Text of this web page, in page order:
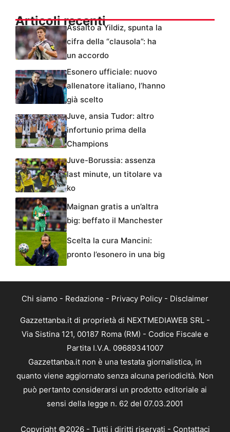
Articoli recentiAssalto a Yildiz, spunta la
cifra della “clausola”: ha
un accordo
Esonero ufficiale: nuovo
allenatore italiano, l’hanno
già scelto
Juve, ansia Tudor: altro
infortunio prima della
Champions
Juve-Borussia: assenza
last minute, un titolare va
ko
Maignan gratis a un’altra
big: beffato il Manchester
Scelta la cura Mancini:
pronto l’esonero in una big
Chi siamo - Redazione - Privacy Policy - Disclaimer
Gazzettanba.it di proprietà di NEXTMEDIAWEB SRL -
Via Sistina 121, 00187 Roma (RM) - Codice Fiscale e
Partita I.V.A. 09689341007
Gazzettanba.it non è una testata giornalistica, in
quanto viene aggiornato senza alcuna periodicità. Non
può pertanto considerarsi un prodotto editoriale ai
sensi della legge n. 62 del 07.03.2001
Copyright ©2026 - Tutti i diritti riservati - Contattaci